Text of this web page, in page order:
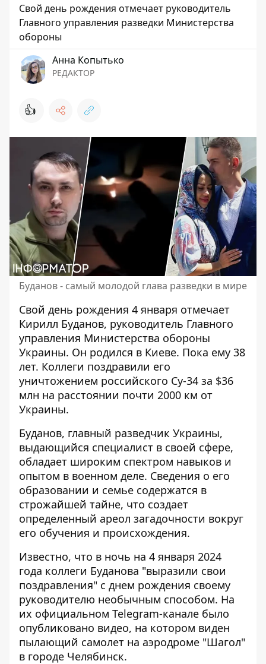
Свой день рождения отмечает руководитель
Главного управления разведки Министерства
обороны
Анна Копытько
РЕДАКТОР
👍
Буданов - самый молодой глава разведки в мире
Свой день рождения 4 января отмечает
Кирилл Буданов, руководитель Главного
управления Министерства обороны
Украины. Он родился в Киеве. Пока ему 38
лет. Коллеги поздравили его
уничтожением российского Су-34 за $36
млн на расстоянии почти 2000 км от
Украины.
Буданов, главный разведчик Украины,
выдающийся специалист в своей сфере,
обладает широким спектром навыков и
опытом в военном деле. Сведения о его
образовании и семье содержатся в
строжайшей тайне, что создает
определенный ареол загадочности вокруг
его обучения и происхождения.
Известно, что в ночь на 4 января 2024
года коллеги Буданова "выразили свои
поздравления" с днем ​​рождения своему
руководителю необычным способом. На
их официальном Telegram-канале было
опубликовано видео, на котором виден
пылающий самолет на аэродроме "Шагол"
в городе Челябинск.